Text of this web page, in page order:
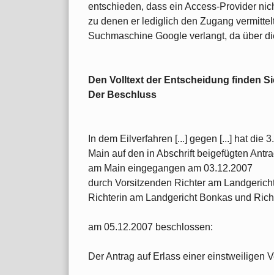
entschieden, dass ein Access-Provider
zu denen er lediglich den Zugang
Suchmaschine Google verlangt, da über
Den Volltext der Entscheidung finden
Der Beschluss
In dem Eilverfahren [...] gegen [...] hat die
Main auf den in Abschrift bei­gefügten
am Main eingegangen am 03.12.2007
durch Vorsitzenden Richter am
Richterin am Landgericht Bonkas und
am 05.12.2007 beschlossen:
Der Antrag auf Erlass einer einstweiligen